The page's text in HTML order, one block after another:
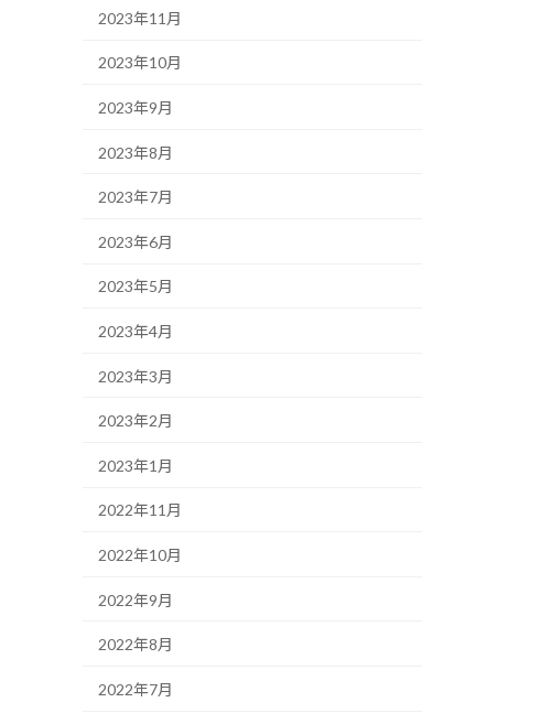
2023年11月
2023年10月
2023年9月
2023年8月
2023年7月
2023年6月
2023年5月
2023年4月
2023年3月
2023年2月
2023年1月
2022年11月
2022年10月
2022年9月
2022年8月
2022年7月